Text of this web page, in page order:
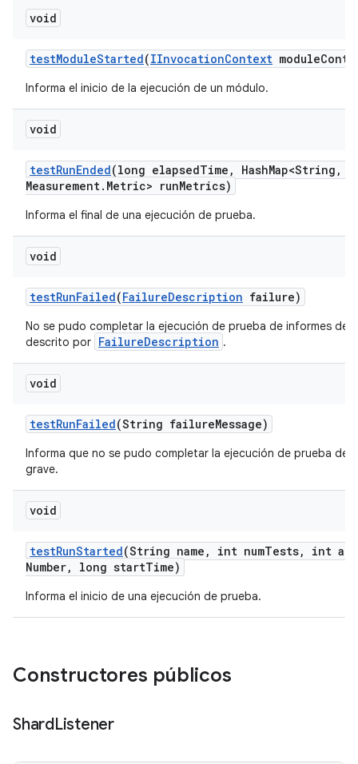
void
testModuleStarted(IInvocationContext module
Informa el inicio de la ejecución de un módulo.
void
testRunEnded(long elapsedTime , HashMap<String ,
Measurement. Metric> runMetrics)
Informa el final de una ejecución de prueba.
void
testRunFailed(FailureDescription failure)
No se pudo completar la ejecución de prueba de informes
descrito por FailureDescription .
void
testRunFailed(String failureMessage)
Informa que no se pudo completar la ejecución de prueba
grave.
void
testRunStarted(String name , int numTests,
int
Number, long startTime)
Informa el inicio de una ejecución de prueba.
Constructores públicos
ShardListener